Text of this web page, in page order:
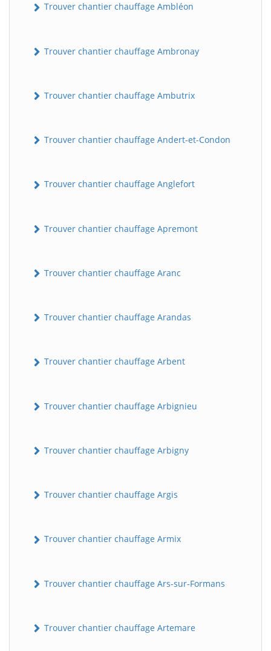
Trouver chantier chauffage Ambléon
Trouver chantier chauffage Ambronay
Trouver chantier chauffage Ambutrix
Trouver chantier chauffage Andert-et-Condon
Trouver chantier chauffage Anglefort
Trouver chantier chauffage Apremont
Trouver chantier chauffage Aranc
Trouver chantier chauffage Arandas
Trouver chantier chauffage Arbent
Trouver chantier chauffage Arbignieu
Trouver chantier chauffage Arbigny
Trouver chantier chauffage Argis
Trouver chantier chauffage Armix
Trouver chantier chauffage Ars-sur-Formans
Trouver chantier chauffage Artemare